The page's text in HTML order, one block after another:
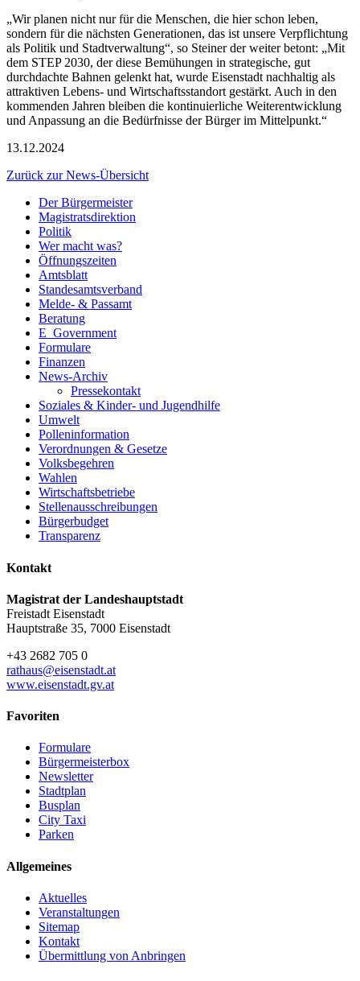
„Wir planen nicht nur für die Menschen, die hier schon leben,
sondern für die nächsten Generationen, das ist unsere Verpflichtung
als Politik und Stadtverwaltung“, so Steiner der weiter betont: „Mit
dem STEP 2030, der diese Bemühungen in strategische, gut
durchdachte Bahnen gelenkt hat, wurde Eisenstadt nachhaltig als
attraktiven Lebens- und Wirtschaftsstandort gestärkt. Auch in den
kommenden Jahren bleiben die kontinuierliche Weiterentwicklung
und Anpassung an die Bedürfnisse der Bürger im Mittelpunkt.“
13.12.2024
Zurück zur News-Übersicht
Der Bürgermeister
Magistratsdirektion
Politik
Wer macht was?
Öffnungszeiten
Amtsblatt
Standesamtsverband
Melde- & Passamt
Beratung
E_Government
Formulare
Finanzen
News-Archiv
Pressekontakt
Soziales & Kinder- und Jugendhilfe
Umwelt
Polleninformation
Verordnungen & Gesetze
Volksbegehren
Wahlen
Wirtschaftsbetriebe
Stellenausschreibungen
Bürgerbudget
Transparenz
Kontakt
Magistrat der Landeshauptstadt
Freistadt Eisenstadt
Hauptstraße 35, 7000 Eisenstadt
+43 2682 705 0
rathaus@eisenstadt.at
www.eisenstadt.gv.at
Favoriten
Formulare
Bürgermeisterbox
Newsletter
Stadtplan
Busplan
City Taxi
Parken
Allgemeines
Aktuelles
Veranstaltungen
Sitemap
Kontakt
Übermittlung von Anbringen